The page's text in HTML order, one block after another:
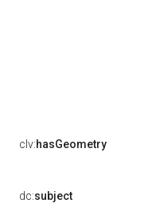
clv:hasGeometry
dc:subject